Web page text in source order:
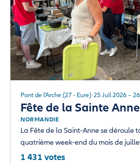
Pont de l'Arche (27 - Eure) 25 Juil 2026 –
Fête de la Sainte Anne
NORMANDIE
La Fête de la Saint-Anne se déroule
quatrième week-end du mois de
1 431 votes